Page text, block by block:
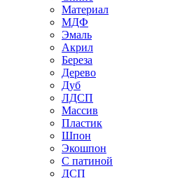
Материал
МДФ
Эмаль
Акрил
Береза
Дерево
Дуб
ЛДСП
Массив
Пластик
Шпон
Экошпон
С патиной
ДСП